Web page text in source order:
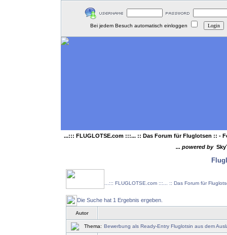
Bei jedem Besuch automatisch einloggen
...::: FLUGLOTSE.com :::... :: Das Forum für Fluglotsen :: -
... powered by
...::: FLUGLOTSE.com :::... :: Das Forum für
Die Suche hat 1 Ergebnis ergeben.
Autor
Thema: Bewerbung als Ready-Entry Fluglotsin aus dem